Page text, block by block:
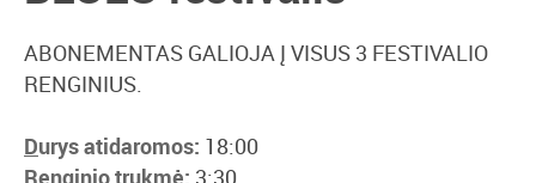
ABONEMENTAS GALIOJA Į VISUS 3 FESTIVALIO
RENGINIUS.
Durys atidaromos: 18:00
Renginio trukmė: 3:30